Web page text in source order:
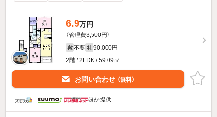
6.9万円
（管理費3,500円）
敷 不要 礼 90,000円
2階 / 2LDK / 59.09㎡
お問い合わせ （無料）
ほか提供